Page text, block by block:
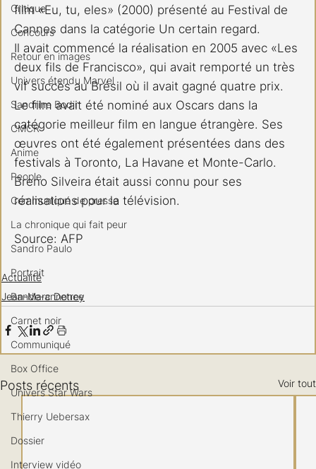
Critique
Concours
Retour en images
Univers étendu Marvel
Sandrine Bodin
CMCR
Anime
People
Communiqué de presse
La chronique qui fait peur
Sandro Paulo
Portrait
Bande-annonce
Carnet noir
Communiqué
Box Office
Univers Star Wars
Thierry Uebersax
Dossier
Interview vidéo
film «Eu, tu, eles» (2000) présenté au Festival de
Cannes dans la catégorie Un certain regard.
Il avait commencé la réalisation en 2005 avec «Les
deux fils de Francisco», qui avait remporté un très
vif succès au Brésil où il avait gagné quatre prix.
Le film avait été nominé aux Oscars dans la
catégorie meilleur film en langue étrangère. Ses
œuvres ont été également présentées dans des
festivals à Toronto, La Havane et Monte-Carlo.
Breno Silveira était aussi connu pour ses
réalisations pour la télévision.
Source: AFP
Actualité
Jean-Marc Detrey
Posts récents Voir tout